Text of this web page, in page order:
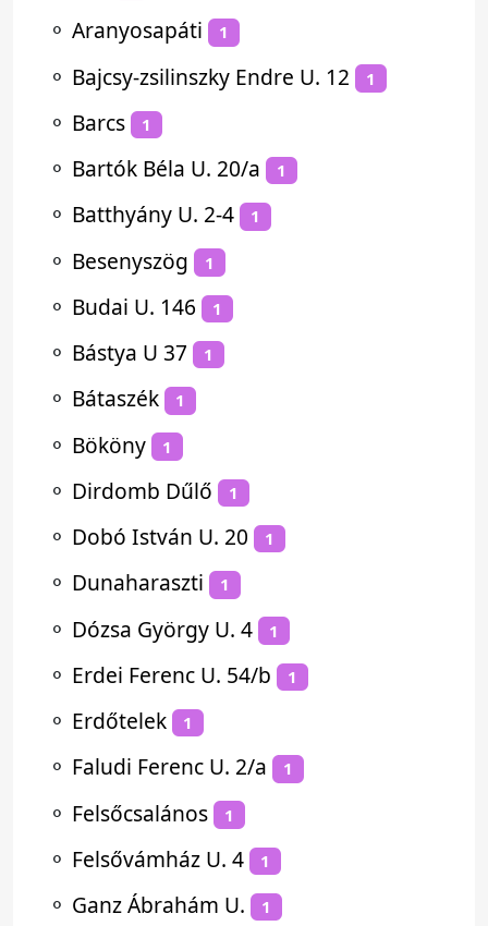
⚬ Aranyosapáti 1
⚬ Bajcsy-zsilinszky Endre U. 12 1
⚬ Barcs 1
⚬ Bartók Béla U. 20/a 1
⚬ Batthyány U. 2-4 1
⚬ Besenyszög 1
⚬ Budai U. 146 1
⚬ Bástya U 37 1
⚬ Bátaszék 1
⚬ Bököny 1
⚬ Dirdomb Dűlő 1
⚬ Dobó István U. 20 1
⚬ Dunaharaszti 1
⚬ Dózsa György U. 4 1
⚬ Erdei Ferenc U. 54/b 1
⚬ Erdőtelek 1
⚬ Faludi Ferenc U. 2/a 1
⚬ Felsőcsalános 1
⚬ Felsővámház U. 4 1
⚬ Ganz Ábrahám U. 1